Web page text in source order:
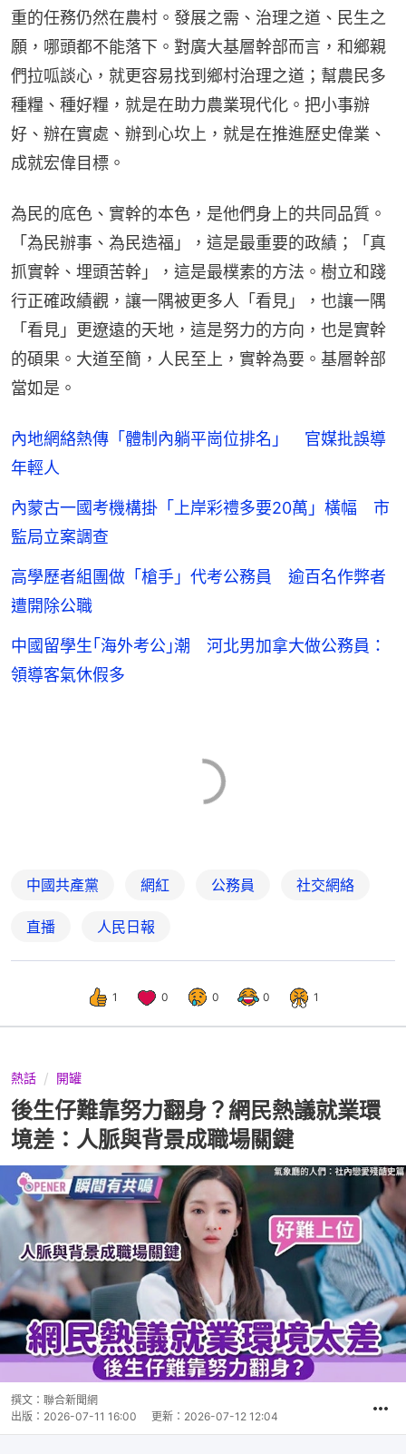
重的任務仍然在農村。發展之需、治理之道、民生之
願，哪頭都不能落下。對廣大基層幹部而言，和鄉親
們拉呱談心，就更容易找到鄉村治理之道；幫農民多
種糧、種好糧，就是在助力農業現代化。把小事辦
好、辦在實處、辦到心坎上，就是在推進歷史偉業、
成就宏偉目標。
為民的底色、實幹的本色，是他們身上的共同品質。
「為民辦事、為民造福」，這是最重要的政績；「真
抓實幹、埋頭苦幹」，這是最樸素的方法。樹立和踐
行正確政績觀，讓一隅被更多人「看見」，也讓一隅
「看見」更遼遠的天地，這是努力的方向，也是實幹
的碩果。大道至簡，人民至上，實幹為要。基層幹部
當如是。
內地網絡熱傳「體制內躺平崗位排名」 官媒批誤導
年輕人
內蒙古一國考機構掛「上岸彩禮多要20萬」橫幅 市
監局立案調查
高學歷者組團做「槍手」代考公務員 逾百名作弊者
遭開除公職
中國留學生｢海外考公｣潮 河北男加拿大做公務員：
領導客氣休假多
中國共產黨 網紅 公務員 社交網絡
直播 人民日報
1 0 0 0 1
熱話 開罐
後生仔難靠努力翻身？網民熱議就業環
境差：人脈與背景成職場關鍵
撰文： 聯合新聞網
出版： 2026-07-11 16:00 更新： 2026-07-12 12:04